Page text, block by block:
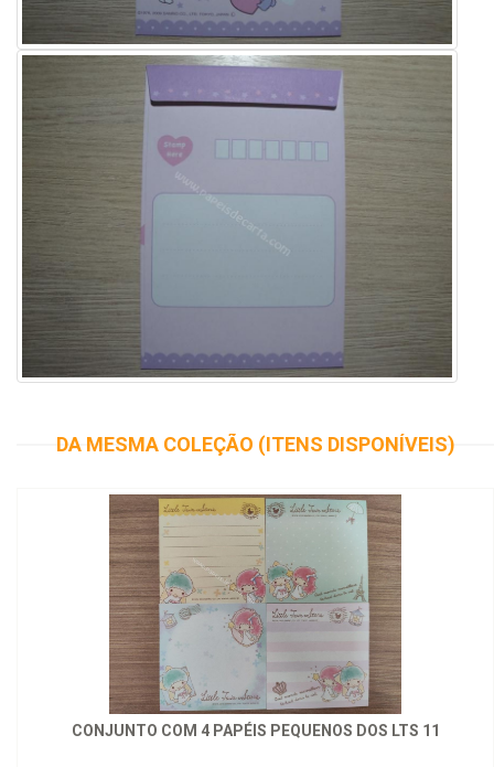
DA MESMA COLEÇÃO (ITENS DISPONÍVEIS)
CONJUNTO COM 4 PAPÉIS PEQUENOS DOS LTS 11